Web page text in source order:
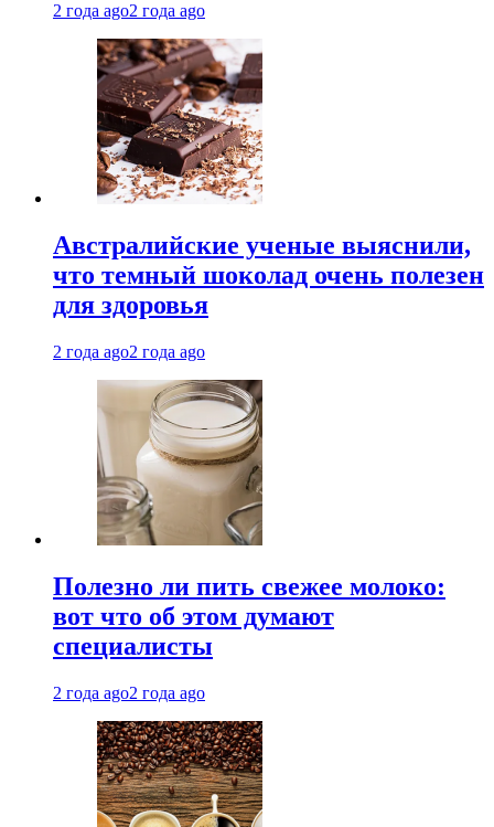
2 года ago2 года ago
Австралийские ученые выяснили,
что темный шоколад очень полезен
для здоровья
2 года ago2 года ago
Полезно ли пить свежее молоко:
вот что об этом думают
специалисты
2 года ago2 года ago